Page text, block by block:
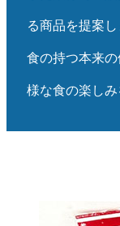
る商品を提案
食の持つ本来
様な食の楽しみ